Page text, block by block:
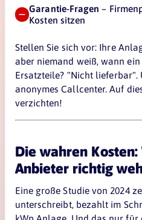
Garantie-Fragen –
Kosten sitzen
Stellen Sie sich vor: Ihre
aber niemand weiß, wann
Ersatzteile? "Nicht lieferbar".
anonymes Callcenter. Auf
verzichten!
Die wahren
Anbieter richtig
Eine große Studie von 2024
unterschreibt, bezahlt im